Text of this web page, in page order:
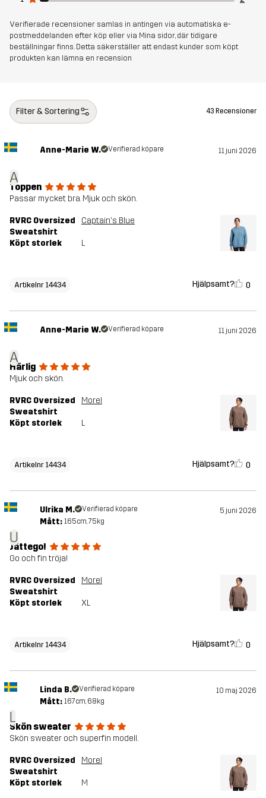
Verifierade recensioner samlas in antingen via automatiska e-
postmeddelanden efter köp eller via Mina sidor, där tidigare
beställningar finns. Detta säkerställer att endast kunder som köpt
produkten kan lämna en recension
Filter & Sortering 43 Recensioner
A
Anne-Marie W. Verifierad köpare 11 juni 2026
Toppen
Passar mycket bra. Mjuk och skön.
RVRC Oversized
Sweatshirt
Captain's Blue
Köpt storlek L
Artikelnr 14434 Hjälpsamt? 0
A
Anne-Marie W. Verifierad köpare 11 juni 2026
Härlig
Mjuk och skön.
RVRC Oversized
Sweatshirt
Morel
Köpt storlek L
Artikelnr 14434 Hjälpsamt? 0
U
Ulrika M. Verifierad köpare 5 juni 2026
Mått: 165cm, 75kg
Jättego!
Go och fin tröja!
RVRC Oversized
Sweatshirt
Morel
Köpt storlek XL
Artikelnr 14434 Hjälpsamt? 0
L
Linda B. Verifierad köpare 10 maj 2026
Mått: 167cm, 68kg
Skön sweater
Skön sweater och superfin modell.
RVRC Oversized
Sweatshirt
Morel
Köpt storlek M